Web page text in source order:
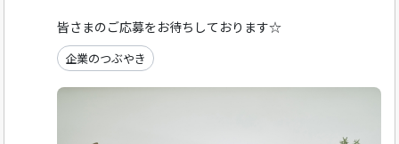
皆さまのご応募をお待ちしております☆
企業のつぶやき